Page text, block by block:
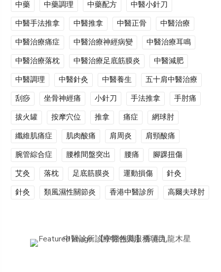
中藥 中藥調理 中藥配方
中醫小針刀
中醫手法推拿
中醫推拿 中醫正骨
中醫治療
中醫治療痛症
中醫治療神經病變
中醫治療耳鳴
中醫治療落枕
中醫治療足底筋膜炎
中醫減肥
中醫調理
中醫針灸 中醫養生
五十肩中醫治療
刮痧
坐骨神經痛 小針刀 手法推拿
手肘痛
拔火罐
按摩穴位 推拿 痛症
網球肘
纖維肌痛症
肌肉酸痛 肩周炎
肩頸酸痛
腕管綜合症
腰椎間盤突出 腰痛
腳踝扭傷
艾灸
落枕 足底筋膜炎 運動損傷
針灸
針灸
類風濕性關節炎 香港中醫診所 高爾夫球肘